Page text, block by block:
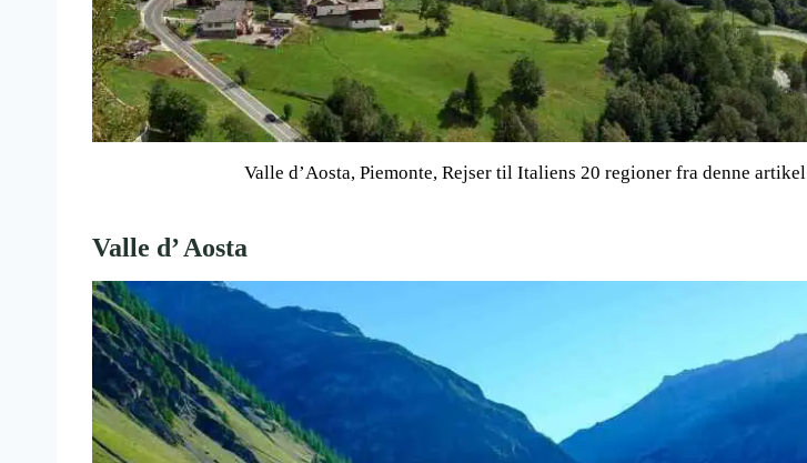
Valle d’Aosta, Piemonte, Rejser til Italiens 20 regioner fra denne artikel
Valle d’ Aosta